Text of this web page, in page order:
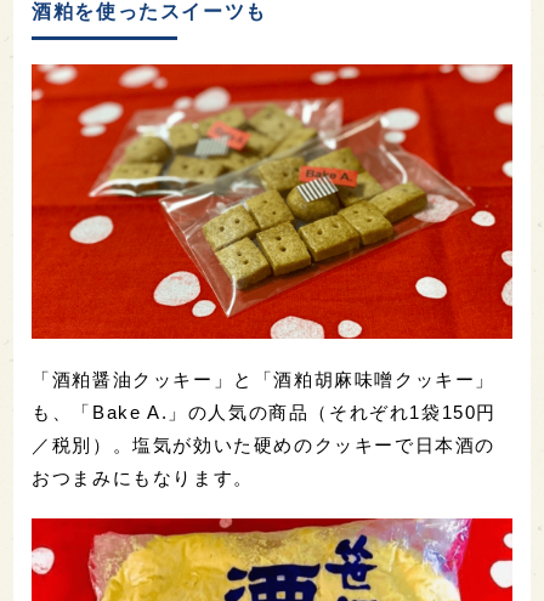
酒粕を使ったスイーツも
「酒粕醤油クッキー」と「酒粕胡麻味噌クッキー」
も、「Bake A.」の人気の商品（それぞれ1袋150円
／税別）。塩気が効いた硬めのクッキーで日本酒の
おつまみにもなります。